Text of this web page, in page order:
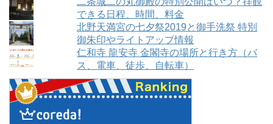
できる日程、時間、料金
北野天満宮の七夕祭2019と御手洗祭 特別
御朱印やライトアップ情報
仁和寺 龍安寺 金閣寺の場所と行き方（バ
ス、電車、徒歩、自転車）